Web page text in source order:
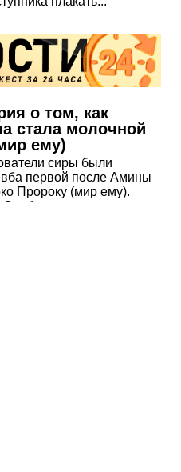
о том, как
стала молочной
ему)
сиры были
первой после Амины
Пророку (мир ему).
продолжала его